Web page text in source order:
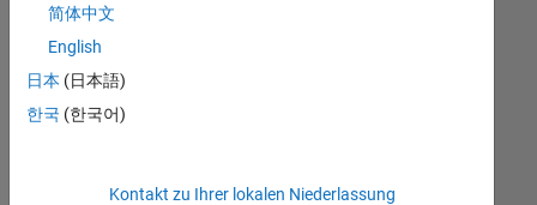
die
Ihren
entsprechen,
werden
unseres
简体中文
English
日本 (日本語)
한국 (한국어)
Kontakt zu Ihrer lokalen Niederlassung